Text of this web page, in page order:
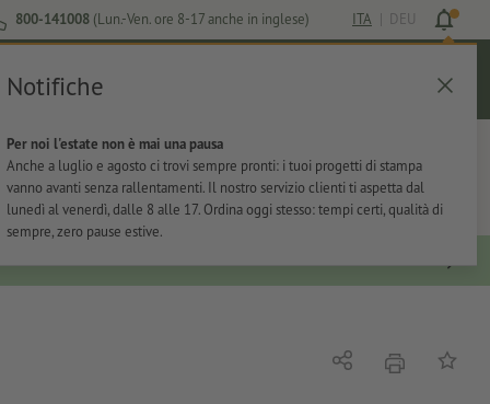
800-141008 (Lun.-Ven. ore 8-17 anche in inglese) ITA | DEU
Notifiche
Per noi l'estate non è mai una pausa
Anche a luglio e agosto ci trovi sempre pronti: i tuoi progetti di stampa
vanno avanti senza rallentamenti. Il nostro servizio clienti ti aspetta dal
lunedì al venerdì, dalle 8 alle 17. Ordina oggi stesso: tempi certi, qualità di
sempre, zero pause estive.
Carrello
Per l'ufficio Adesivi
Condividistamparealla